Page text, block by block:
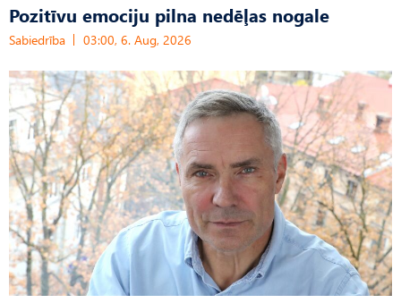
Pozitīvu emociju pilna nedēļas nogale
Sabiedrība 03:00, 6. Aug, 2026